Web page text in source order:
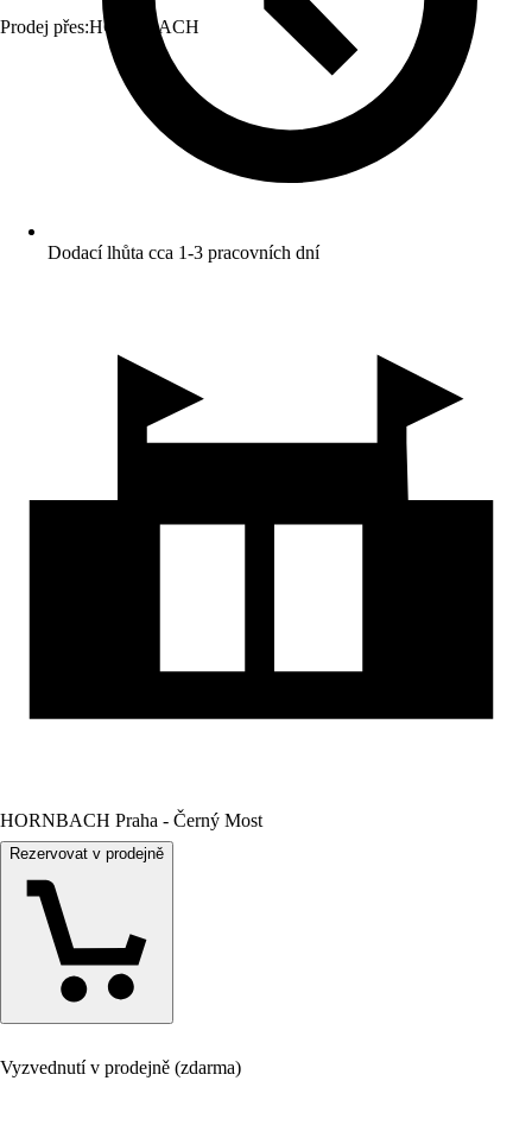
Prodej přes:HORNBACH
Dodací lhůta cca 1-3 pracovních dní
HORNBACH Praha - Černý Most
Rezervovat v prodejně
Vyzvednutí v prodejně (zdarma)